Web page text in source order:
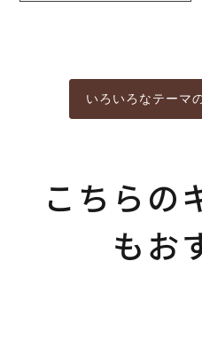
いろいろなテーマ
こちらの
もお